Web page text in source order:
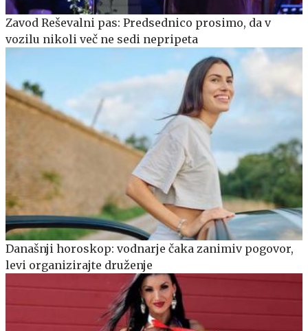
Zavod Reševalni pas: Predsednico prosimo, da v
vozilu nikoli več ne sedi nepripeta
Današnji horoskop: vodnarje čaka zanimiv pogovor,
levi organizirajte druženje